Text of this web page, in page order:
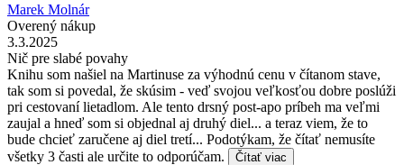
Marek Molnár
Overený nákup
3.3.2025
Nič pre slabé povahy
Knihu som našiel na Martinuse za výhodnú cenu v čítanom stave,
tak som si povedal, že skúsim - veď svojou veľkosťou dobre poslúži
pri cestovaní lietadlom. Ale tento drsný post-apo príbeh ma veľmi
zaujal a hneď som si objednal aj druhý diel... a teraz viem, že to
bude chcieť zaručene aj diel tretí... Podotýkam, že čítať nemusíte
všetky 3 časti ale určite to odporúčam.
Čítať viac